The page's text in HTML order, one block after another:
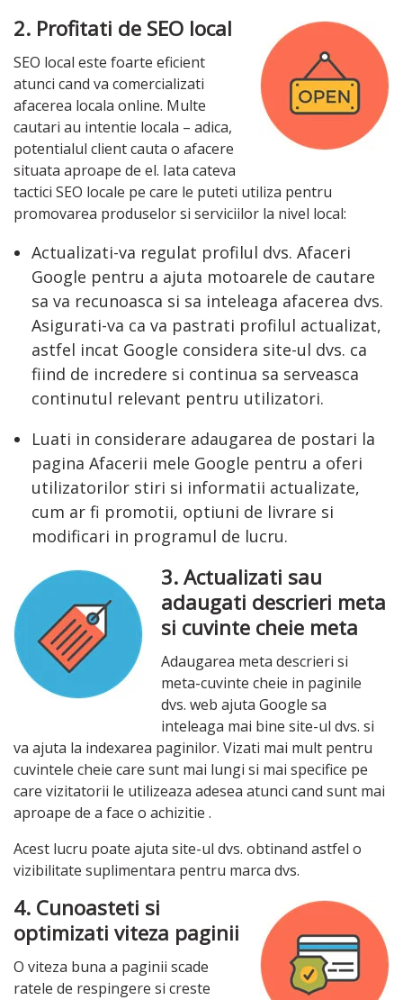
2. Profitati de SEO local
SEO local este foarte eficient
atunci cand va comercializati
afacerea locala online. Multe
cautari au intentie locala – adica,
potentialul client cauta o afacere
situata aproape de el. Iata cateva
tactici SEO locale pe care le puteti utiliza pentru
promovarea produselor si serviciilor la nivel local:
Actualizati-va regulat profilul dvs. Afaceri
Google pentru a ajuta motoarele de cautare
sa va recunoasca si sa inteleaga afacerea dvs.
Asigurati-va ca va pastrati profilul actualizat,
astfel incat Google considera site-ul dvs. ca
fiind de incredere si continua sa serveasca
continutul relevant pentru utilizatori.
Luati in considerare adaugarea de postari la
pagina Afacerii mele Google pentru a oferi
utilizatorilor stiri si informatii actualizate,
cum ar fi promotii, optiuni de livrare si
modificari in programul de lucru.
3. Actualizati sau
adaugati descrieri meta
si cuvinte cheie meta
Adaugarea meta descrieri si
meta-cuvinte cheie in paginile
dvs. web ajuta Google sa
inteleaga mai bine site-ul dvs. si
va ajuta la indexarea paginilor. Vizati mai mult pentru
cuvintele cheie care sunt mai lungi si mai specifice pe
care vizitatorii le utilizeaza adesea atunci cand sunt mai
aproape de a face o achizitie .
Acest lucru poate ajuta site-ul dvs. obtinand astfel o
vizibilitate suplimentara pentru marca dvs.
4. Cunoasteti si
optimizati viteza paginii
O viteza buna a paginii scade
ratele de respingere si creste